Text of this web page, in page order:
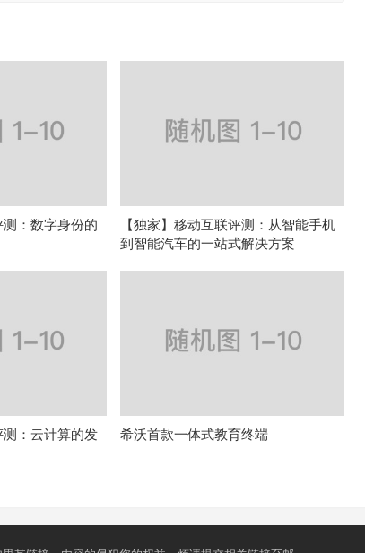
测：数字身份的
【独家】移动互联评测：从智能手机
到智能汽车的一站式解决方案
测：云计算的发
希沃首款一体式教育终端